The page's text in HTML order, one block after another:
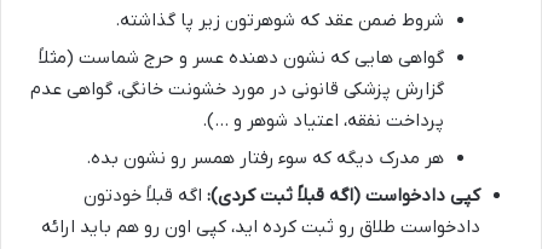
شروط ضمن عقد که شوهرتون زیر پا گذاشته.
گواهی هایی که نشون دهنده عسر و حرج شماست (مثلاً
گزارش پزشکی قانونی در مورد خشونت خانگی، گواهی عدم
پرداخت نفقه، اعتیاد شوهر و …).
هر مدرک دیگه که سوء رفتار همسر رو نشون بده.
کپی دادخواست (اگه قبلاً ثبت کردی): اگه قبلاً خودتون
دادخواست طلاق رو ثبت کرده اید، کپی اون رو هم باید ارائه